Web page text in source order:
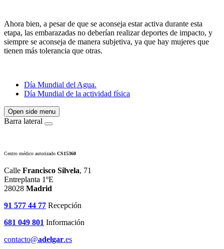
Ahora bien, a pesar de que se aconseja estar activa durante esta
etapa, las embarazadas no deberían realizar deportes de impacto, y
siempre se aconseja de manera subjetiva, ya que hay mujeres que
tienen más tolerancia que otras.
Día Mundial del Agua.
Día Mundial de la actividad física
Open side menu
Barra lateral
Centro médico autorizado CS15360
Calle Francisco Silvela, 71
Entreplanta 1ºE
28028 Madrid
91 577 44 77 Recepción
681 049 801 Información
contacto@adelgar.es